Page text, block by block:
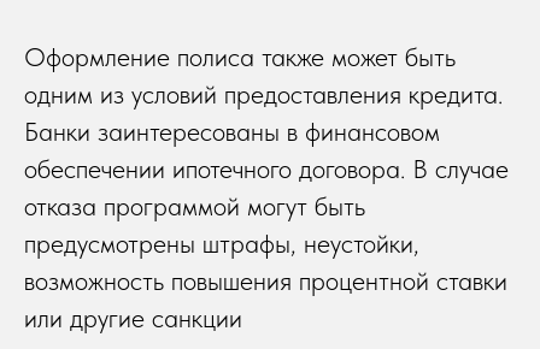
Оформление полиса также может быть
одним из условий предоставления кредита.
Банки заинтересованы в финансовом
обеспечении ипотечного договора. В случае
отказа программой могут быть
предусмотрены штрафы, неустойки,
возможность повышения процентной ставки
или другие санкции